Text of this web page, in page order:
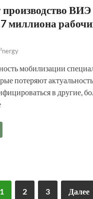
ВИЭ
миллиона
мобилизации
потеряют
в другие,
1 2 3 Далее